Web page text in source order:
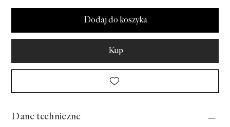
Dodaj do koszyka
Kup
Dane techniczne